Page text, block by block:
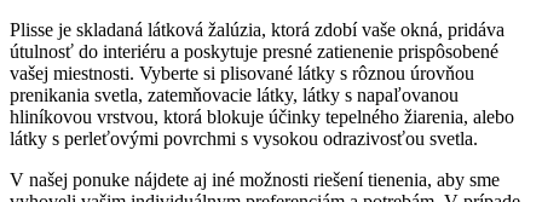
Plisse je skladaná látková žalúzia, ktorá zdobí vaše okná, pridáva
útulnosť do interiéru a poskytuje presné zatienenie prispôsobené
vašej miestnosti. Vyberte si plisované látky s rôznou úrovňou
prenikania svetla, zatemňovacie látky, látky s napaľovanou
hliníkovou vrstvou, ktorá blokuje účinky tepelného žiarenia, alebo
látky s perleťovými povrchmi s vysokou odrazivosťou svetla.
V našej ponuke nájdete aj iné možnosti riešení tienenia, aby sme